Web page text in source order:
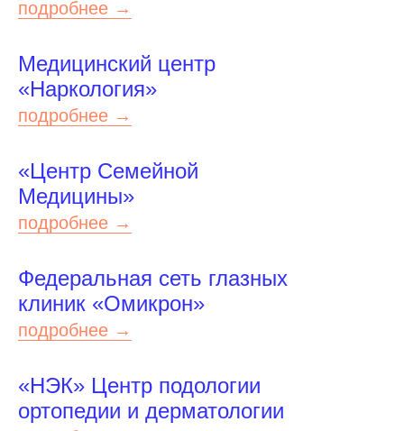
подробнее →
Медицинский центр
«Наркология»
подробнее →
«Центр Семейной
Медицины»
подробнее →
Федеральная сеть глазных
клиник «Омикрон»
подробнее →
«НЭК» Центр подологии
ортопедии и дерматологии